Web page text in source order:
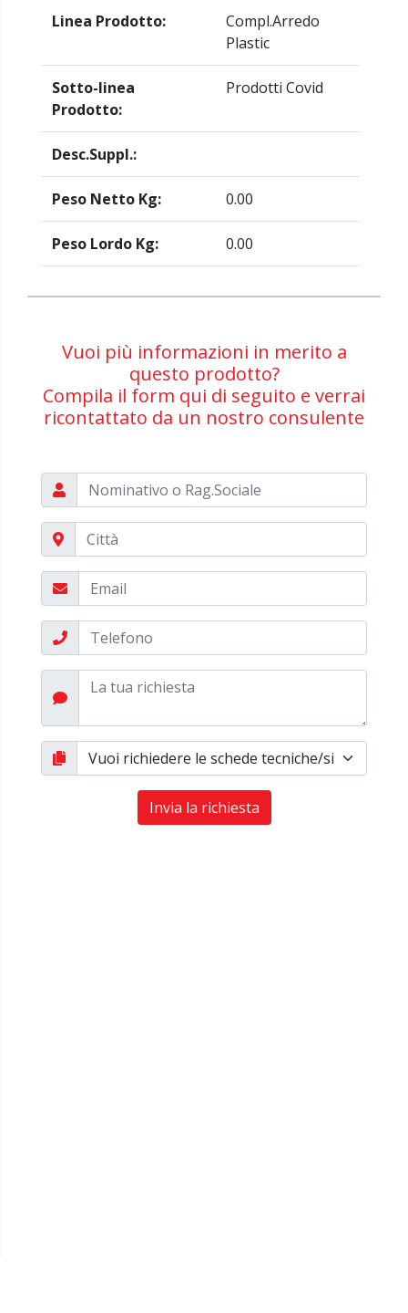
Linea Prodotto:
Compl.arredo
Plastic
Sotto-linea
Prodotto:
Prodotti Covid
Desc.Suppl.:
Peso Netto Kg: 0.00
Peso Lordo Kg: 0.00
Vuoi più informazioni in merito a
questo prodotto?
Compila il form qui di seguito e verrai
ricontattato da un nostro consulente
Invia la richiesta